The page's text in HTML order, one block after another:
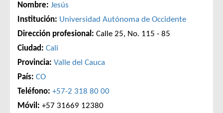
Nombre: Jesús
Institución: Universidad Autónoma de Occidente
Dirección profesional: Calle 25, No. 115 - 85
Ciudad: Cali
Provincia: Valle del Cauca
País: CO
Teléfono: +57-2 318 80 00
Móvil: +57 31669 12380